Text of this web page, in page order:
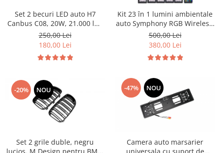
Mazda
Mercedes-Benz
Mini Cooper
Mitshubishi
Opel
Peugeot
Display-uri
Manson schimbator viteze
Alte accesorii
Ornamente
Piese exterior
Accesorii
Senzori parcare dedicati
Capace oglinzi
Set 2 becuri LED auto H7
Canbus C08, 20W, 21.000 lm,
6000K, cu ventilator
250,00 Lei
180,00 Lei
Kit 23 în 1 lumini ambientale
auto Symphony RGB Wireless,
benzi acrilice LED, control
Bluetooth prin aplicație,
sincronizare muzică, Welcome
Light
500,00 Lei
380,00 Lei
-20% NOU
Set 2 grile duble, negru
-47% NOU
Camera auto marsarier